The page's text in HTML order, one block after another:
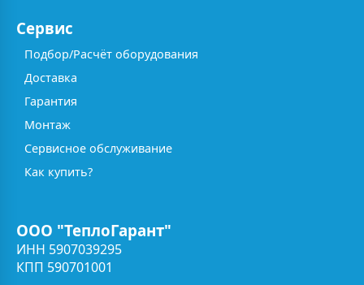
Сервис
Подбор/Расчёт оборудования
Доставка
Гарантия
Монтаж
Сервисное обслуживание
Как купить?
ООО "ТеплоГарант"
ИНН 5907039295
КПП 590701001